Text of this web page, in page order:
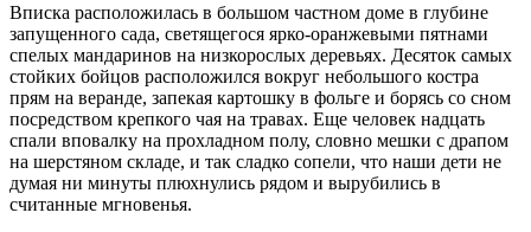
Вписка расположилась в большом частном доме в глубине
запущенного сада, светящегося ярко-оранжевыми пятнами
спелых мандаринов на низкорослых деревьях. Десяток самых
стойких бойцов расположился вокруг небольшого костра
прям на веранде, запекая картошку в фольге и борясь со сном
посредством крепкого чая на травах. Еще человек надцать
спали вповалку на прохладном полу, словно мешки с драпом
на шерстяном складе, и так сладко сопели, что наши дети не
думая ни минуты плюхнулись рядом и вырубились в
считанные мгновенья.